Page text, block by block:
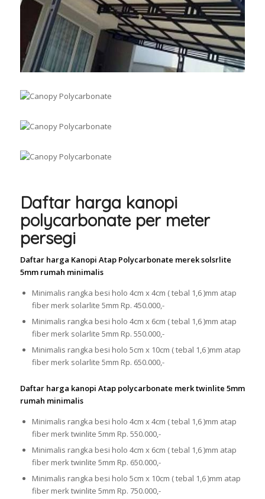
Daftar harga kanopi
polycarbonate per meter
persegi
Daftar harga Kanopi Atap Polycarbonate merek solsrlite
5mm rumah minimalis
Minimalis rangka besi holo 4cm x 4cm ( tebal 1,6 )mm atap
fiber merk solarlite 5mm Rp. 450.000,-
Minimalis rangka besi holo 4cm x 6cm ( tebal 1,6 )mm atap
fiber merk solarlite 5mm Rp. 550.000,-
Minimalis rangka besi holo 5cm x 10cm ( tebal 1,6 )mm atap
fiber merk solarlite 5mm Rp. 650.000,-
Daftar harga kanopi Atap polycarbonate merk twinlite 5mm
rumah minimalis
Minimalis rangka besi holo 4cm x 4cm ( tebal 1,6 )mm atap
fiber merk twinlite 5mm Rp. 550.000,-
Minimalis rangka besi holo 4cm x 6cm ( tebal 1,6 )mm atap
fiber merk twinlite 5mm Rp. 650.000,-
Minimalis rangka besi holo 5cm x 10cm ( tebal 1,6 )mm atap
fiber merk twinlite 5mm Rp. 750.000,-